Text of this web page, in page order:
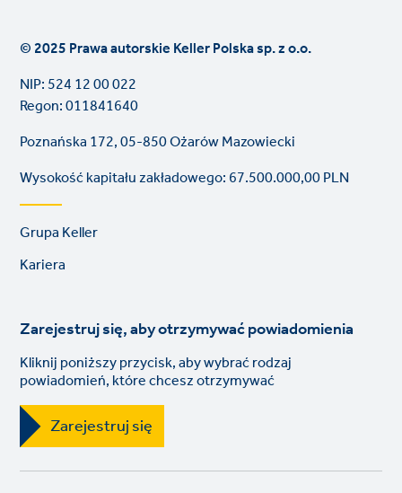
© 2025 Prawa autorskie Keller Polska sp. z o.o.
NIP: 524 12 00 022
Regon: 011841640
Poznańska 172, 05-850 Ożarów Mazowiecki
Wysokość kapitału zakładowego: 67.500.000,00 PLN
Footer
links
Grupa Keller
Kariera
Zarejestruj się, aby otrzymywać powiadomienia
Kliknij poniższy przycisk, aby wybrać rodzaj
powiadomień, które chcesz otrzymywać
Zarejestruj się